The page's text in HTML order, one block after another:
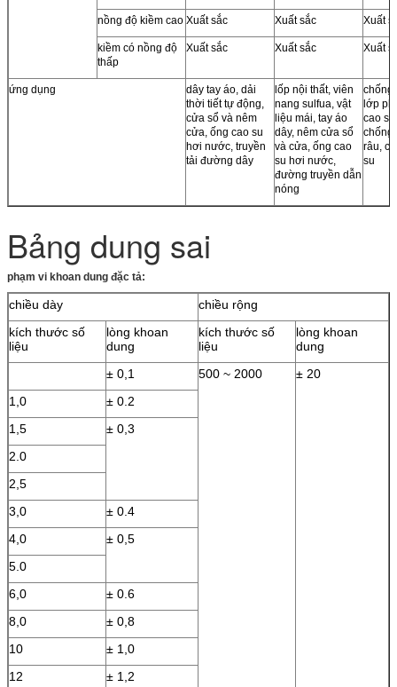
nồng độ kiềm cao Xuất sắc Xuất sắc Xuất
kiềm có nồng độ
thấp
Xuất sắc Xuất sắc Xuất
ứng dụng
dây tay áo, dải
thời tiết tự động,
cửa sổ và nêm
cửa, ống cao su
hơi nước, truyền
tải đường dây
lốp nội thất, viên
nang sulfua, vật
liệu mái, tay áo
dây, nêm cửa sổ
và cửa, ống cao
su hơi nước,
đường truyền dẫn
nóng
chống
lớp
cao
chống
râu,
su
Bảng dung sai
phạm vi khoan dung đặc tả:
chiều dày
chiều rộng
kích thước số
liệu
lòng khoan
dung
kích thước số
liệu
lòng khoan
dung
± 0,1
500 ~ 2000
± 20
1,0
± 0.2
1,5
± 0,3
2.0
2,5
3,0
± 0.4
4,0
± 0,5
5.0
6,0
± 0.6
8,0
± 0,8
10
± 1,0
12
± 1,2